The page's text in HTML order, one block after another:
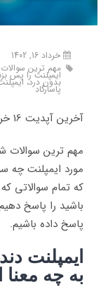
خرداد 16, 1402
مهم ترین
ایمپلنت را پس
بدون درد،
پاسارگاد
آخرین آپدیت 16 خرداد 1402
مهم ترین سوالات
مورد ایمپلنت چه
که تمام سوالاتی
باشید را پاسخ
پاسخ داده باشیم.
ایمپلنت
به چه